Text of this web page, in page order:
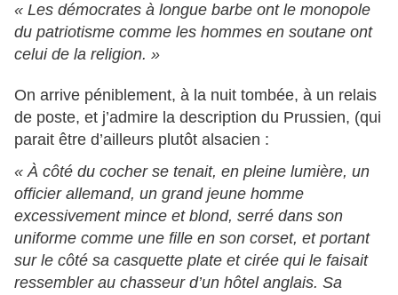
« Les démocrates à longue barbe ont le monopole
du patriotisme comme les hommes en soutane ont
celui de la religion. »
On arrive péniblement, à la nuit tombée, à un relais
de poste, et j’admire la description du Prussien, (qui
parait être d’ailleurs plutôt alsacien :
« À côté du cocher se tenait, en pleine lumière, un
officier allemand, un grand jeune homme
excessivement mince et blond, serré dans son
uniforme comme une fille en son corset, et portant
sur le côté sa casquette plate et cirée qui le faisait
ressembler au chasseur d’un hôtel anglais. Sa